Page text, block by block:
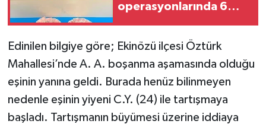
operasyonlarında 6
Edinilen bilgiye göre; Ekinözü ilçesi Öztürk
Mahallesi’nde A. A. boşanma aşamasında olduğu
eşinin yanına geldi. Burada henüz bilinmeyen
nedenle eşinin yiyeni C.Y. (24) ile tartışmaya
başladı. Tartışmanın büyümesi üzerine iddiaya